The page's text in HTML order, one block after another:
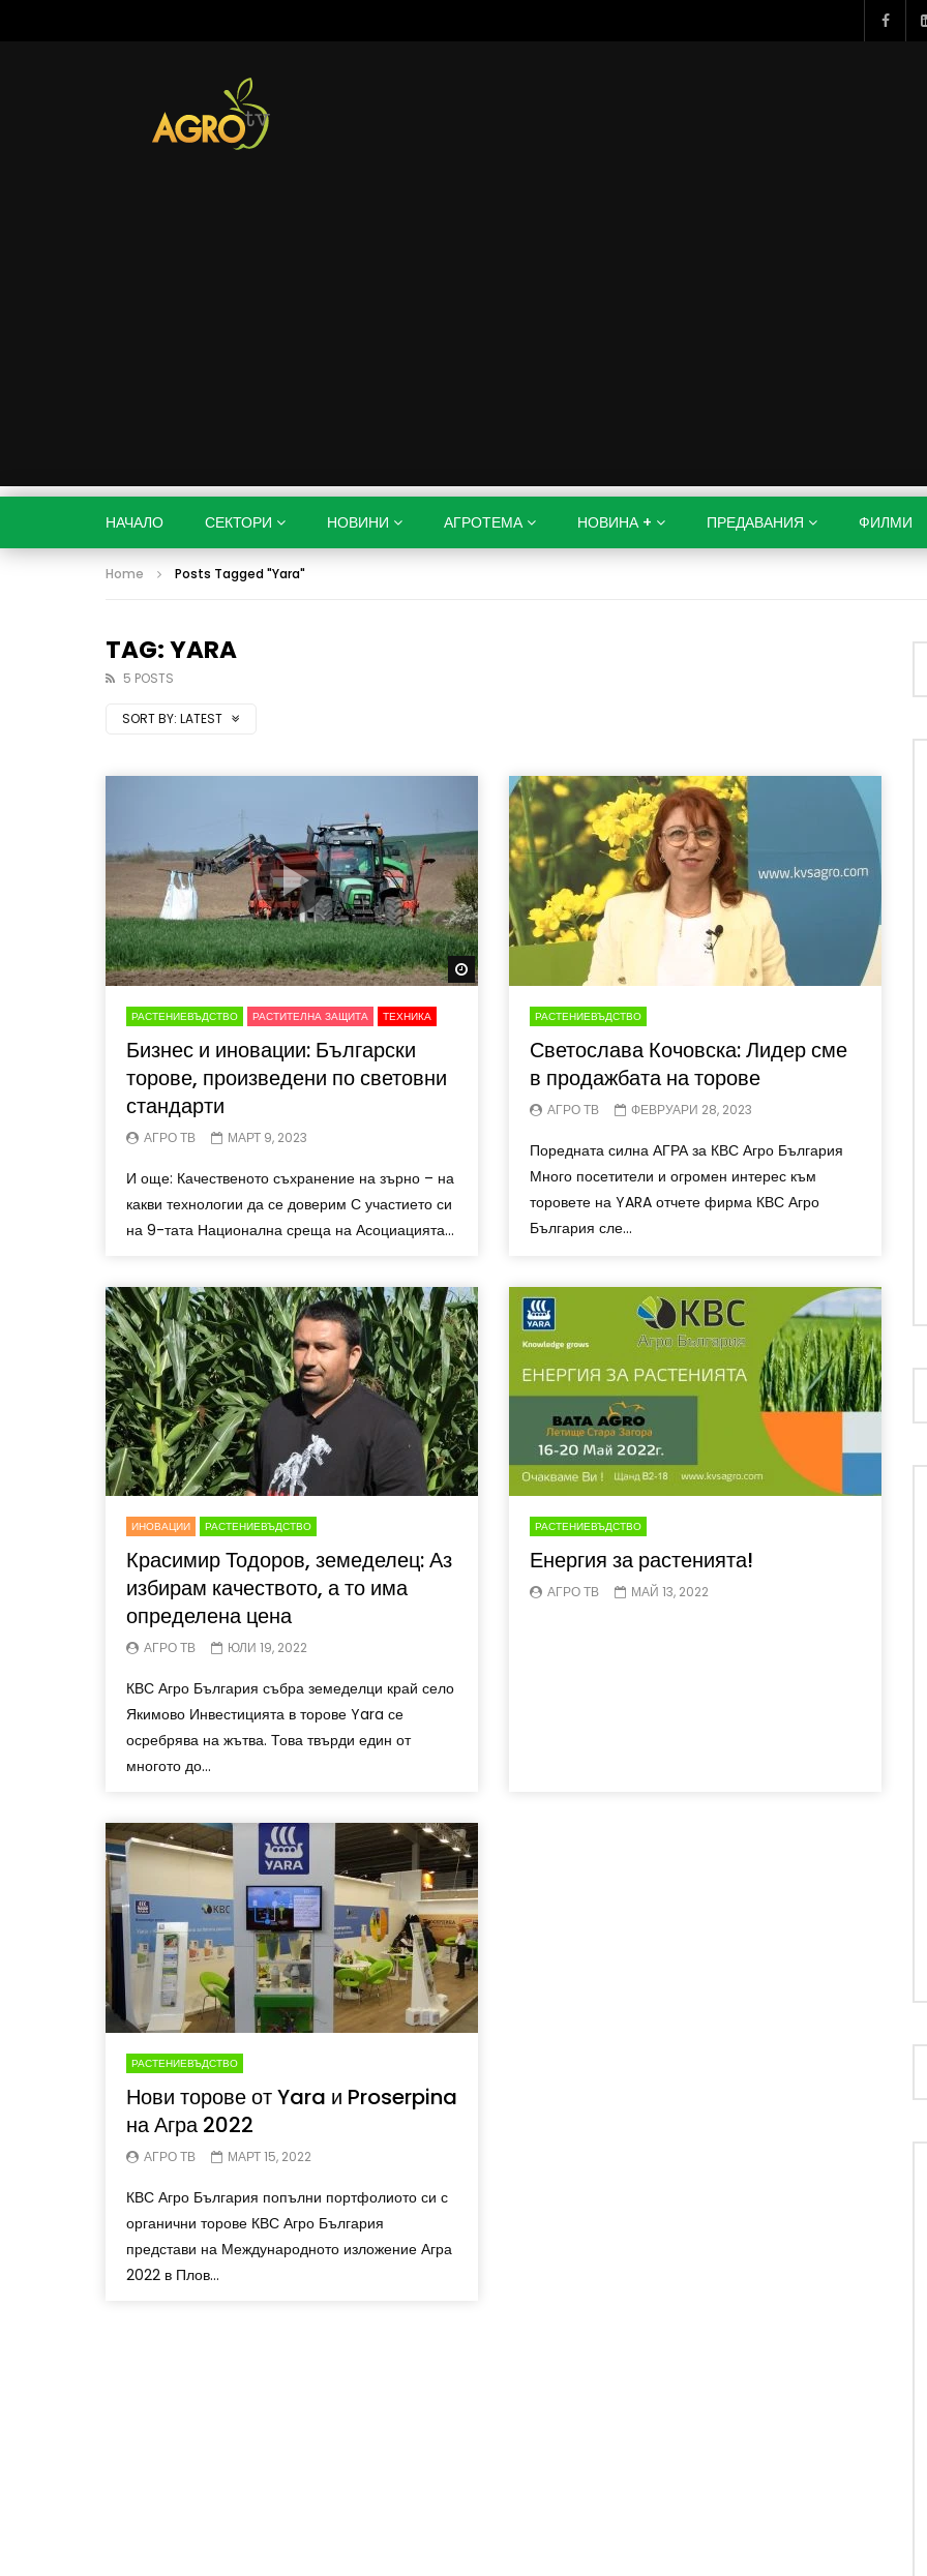
НАЧАЛО СЕКТОРИ НОВИНИ АГРОТЕМА НОВИНА + ПРЕДАВАНИЯ ФИЛМИ
Home Posts Tagged "Yara"
TAG: YARA
5 POSTS
SORT BY: LATEST
Watch Later
РАСТЕНИЕВЪДСТВО РАСТИТЕЛНА ЗАЩИТА ТЕХНИКА
Бизнес и иновации: Български
торове, произведени по световни
стандарти
АГРО ТВ МАРТ 9, 2023
И още: Качественото съхранение на зърно – на
какви технологии да се доверим С участието си
на 9-тата Национална среща на Асоциацията...
РАСТЕНИЕВЪДСТВО
Светослава Кочовска: Лидер сме
в продажбата на торове
АГРО ТВ ФЕВРУАРИ 28, 2023
Поредната силна АГРА за КВС Агро България
Много посетители и огромен интерес към
торовете на YARA отчете фирма КВС Агро
България сле...
ИНОВАЦИИ РАСТЕНИЕВЪДСТВО
Красимир Тодоров, земеделец: Аз
избирам качеството, а то има
определена цена
АГРО ТВ ЮЛИ 19, 2022
КВС Агро България събра земеделци край село
Якимово Инвестицията в торове Yara се
осребрява на жътва. Това твърди един от
многото до...
РАСТЕНИЕВЪДСТВО
Енергия за растенията!
АГРО ТВ МАЙ 13, 2022
РАСТЕНИЕВЪДСТВО
Нови торове от Yara и Proserpina
на Агра 2022
АГРО ТВ МАРТ 15, 2022
КВС Агро България попълни портфолиото си с
органични торове КВС Агро България
представи на Международното изложение Агра
2022 в Плов...